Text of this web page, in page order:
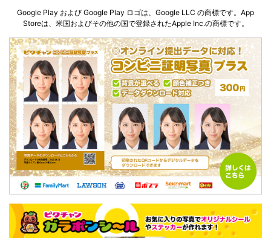
Google Play および Google Play ロゴは、Google LLC の商標です。App
Storeは、米国およびその他の国で登録されたApple Inc.の商標です。